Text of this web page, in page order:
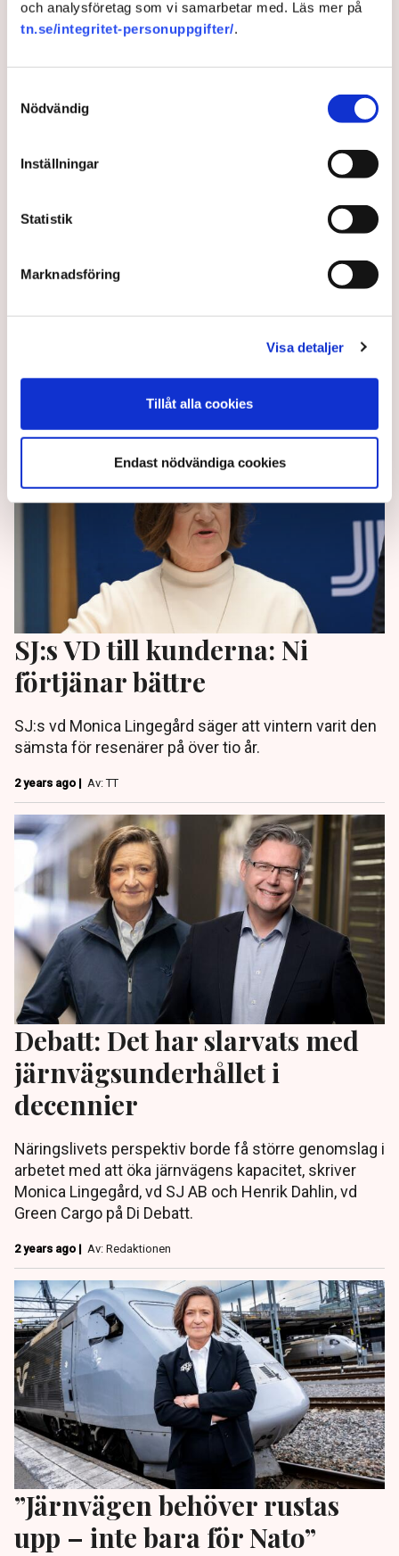
och analysföretag som vi samarbetar med. Läs mer på
tn.se/integritet-personuppgifter/.
Nödvändig
Inställningar
Statistik
Marknadsföring
Visa detaljer
Tillåt alla cookies
Endast nödvändiga cookies
hotar tillväxt
Var fjärde industriföretag i Sverige påverkas av
investeringar, enligt en färsk rapport.
SJ:s VD till kunderna: Ni
förtjänar bättre
SJ:s vd Monica Lingegård säger att vintern varit den
sämsta för resenärer på över tio år.
2 years ago | Av: TT
Debatt: Det har slarvats med
järnvägsunderhållet i
decennier
Näringslivets perspektiv borde få större genomslag i
arbetet med att öka järnvägens kapacitet, skriver
Monica Lingegård, vd SJ AB och Henrik Dahlin, vd
Green Cargo på Di Debatt.
2 years ago | Av: Redaktionen
”Järnvägen behöver rustas
upp – inte bara för Nato”